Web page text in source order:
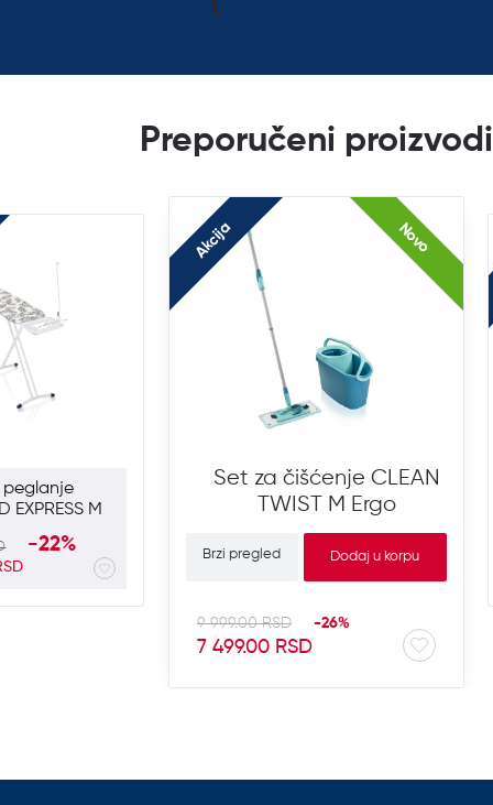
Preporučeni proizvodi
peglanje
EXPRESS M
-22%
Akcija Novo
Brzi pregled Dodaj u korpu
Set za čišćenje CLEAN
TWIST M Ergo
9 999.00 RSD -26%
7 499.00 RSD